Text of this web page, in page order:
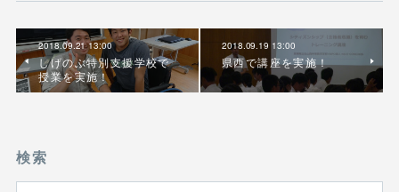
2018.09.21 13:00
しげのぶ特別支援学校で
授業を実施！
2018.09.19 13:00
県西で講座を実施！
検索